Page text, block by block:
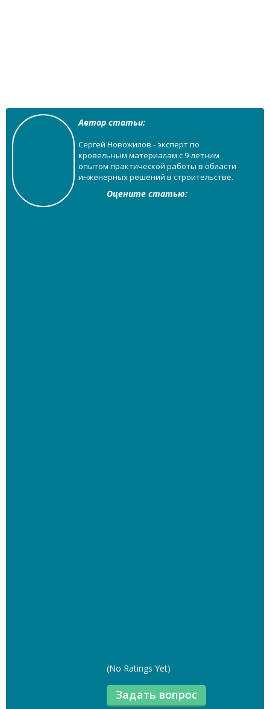
Автор статьи:
Сергей Новожилов - эксперт по
кровельным материалам с 9-летним
опытом практической работы в области
инженерных решений в строительстве.
Оцените статью:
(No Ratings Yet)